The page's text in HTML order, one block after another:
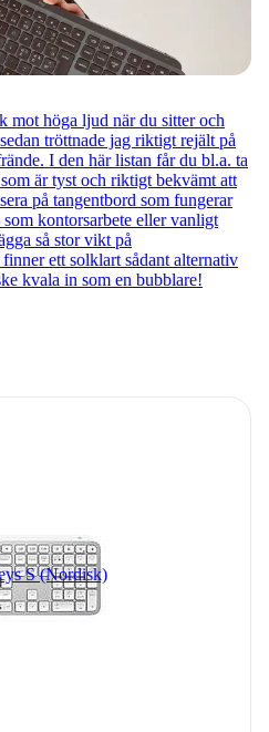
mot höga ljud när du sitter och
tröttnade jag riktigt rejält på
I den här listan får du bl.a. ta
är tyst och riktigt bekvämt att
på tangentbord som fungerar
kontorsarbete eller vanligt
så stor vikt på
ett solklart sådant alternativ
kvala in som en bubblare!
S (Nordisk)